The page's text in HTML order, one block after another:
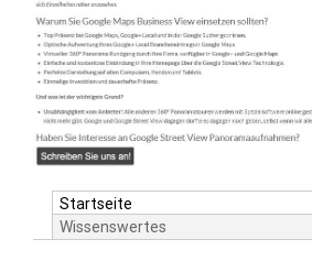
Startseite
Wissenswertes